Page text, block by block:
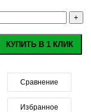
КУПИТЬ В 1 КЛИК
Сравнение
Избранное